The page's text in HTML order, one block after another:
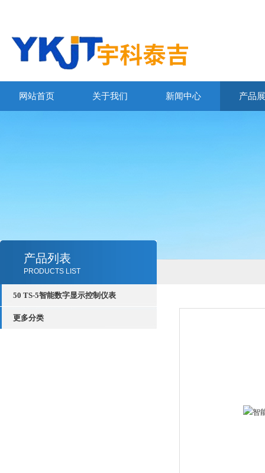
网站首页 关于我们 新闻中心 产品
产品列表
PRODUCTS LIST
50 TS-5智能数字显示控制仪表
更多分类